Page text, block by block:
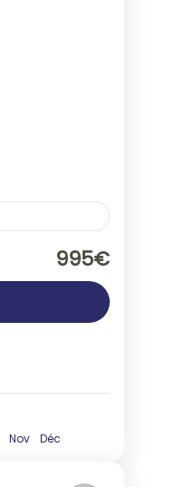
995€
Nov Déc